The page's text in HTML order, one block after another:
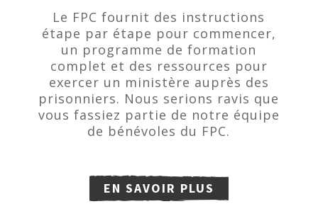
Le FPC fournit des instructions
étape par étape pour commencer,
un programme de formation
complet et des ressources pour
exercer un ministère auprès des
prisonniers. Nous serions ravis que
vous fassiez partie de notre équipe
de bénévoles du FPC.
EN SAVOIR PLUS